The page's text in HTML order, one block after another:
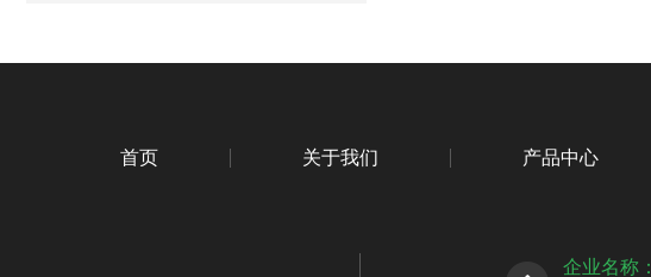
首页 关于我们 产品中心
企业名称：